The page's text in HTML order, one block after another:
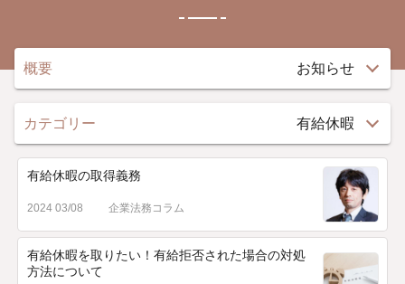
有給休暇の取得義務
2024 03/08 企業法務コラム
有給休暇を取りたい！有給拒否された場合の対処
方法について
概要 お知らせ
カテゴリー 有給休暇